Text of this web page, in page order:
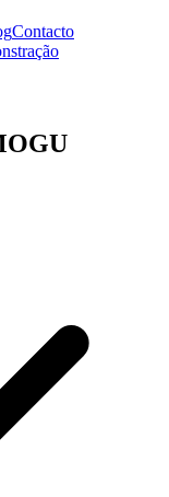
Contacto